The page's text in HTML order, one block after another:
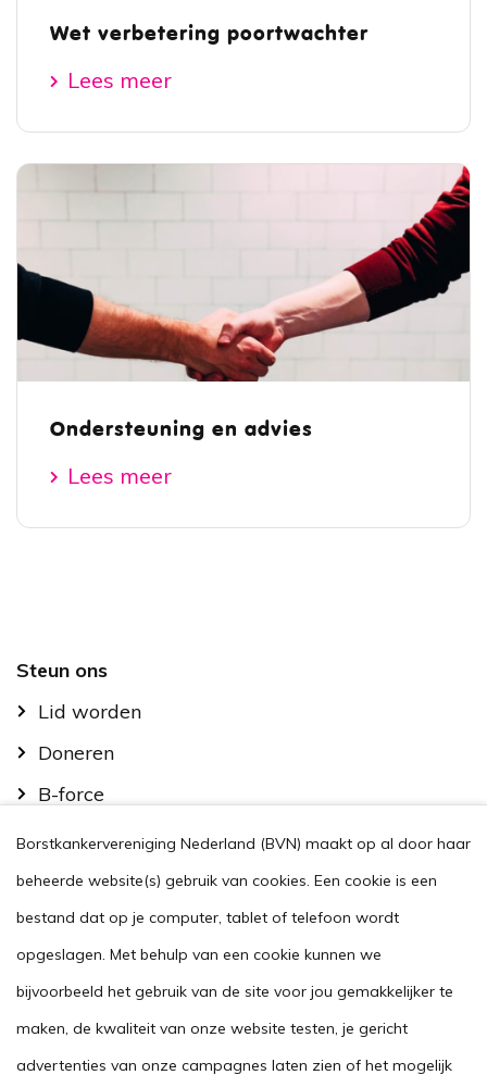
Wet verbetering poortwachter
Lees meer
Ondersteuning en advies
Lees meer
Footer
Steun ons
Lid worden
Doneren
B-force
Kom in actie
Handig
Stel je vraag
Agenda
Voor zorgverleners
This website in another language
Borstkankervereniging Nederland (BVN) maakt op al door haar
beheerde website(s) gebruik van cookies. Een cookie is een
bestand dat op je computer, tablet of telefoon wordt
opgeslagen. Met behulp van een cookie kunnen we
bijvoorbeeld het gebruik van de site voor jou gemakkelijker te
maken, de kwaliteit van onze website testen, je gericht
advertenties van onze campagnes laten zien of het mogelijk